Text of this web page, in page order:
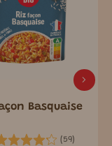
Basquaise
(59)